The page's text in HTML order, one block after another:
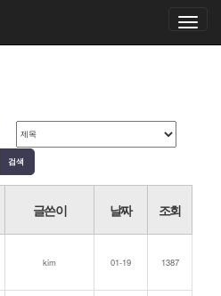
Toggle
글쓴이 날짜 조회
kim 01-19 1387